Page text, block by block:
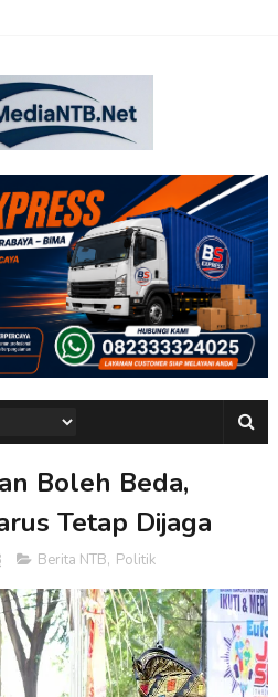
Boleh Beda,
Tetap Dijaga
Berita NTB, Politik